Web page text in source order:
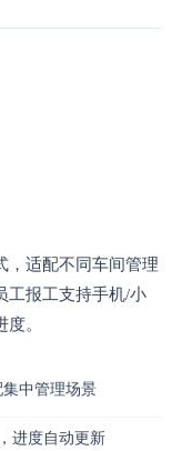
，适配不同车间管理
工报工支持手机/小
。
中管理场景
进度自动更新